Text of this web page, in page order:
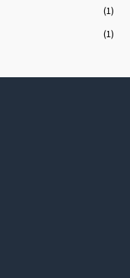
(1)
(1)